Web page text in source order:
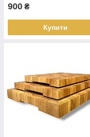
900 ₴
Купити